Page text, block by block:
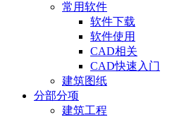
常用软件
软件下载
软件使用
CAD相关
CAD快速入门
建筑图纸
分部分项
建筑工程